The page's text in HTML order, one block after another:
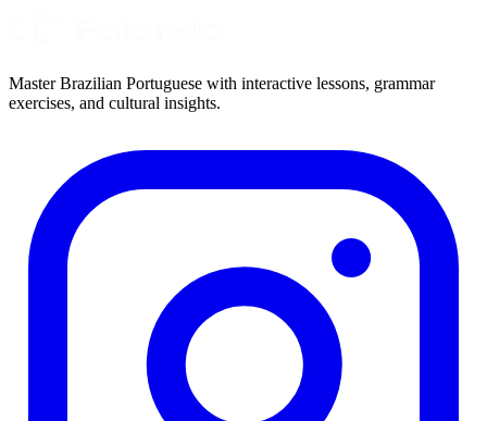
Master Brazilian Portuguese with interactive lessons, grammar
exercises, and cultural insights.